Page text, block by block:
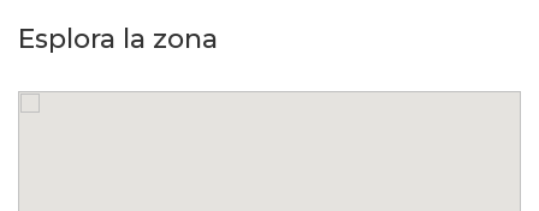
Esplora la zona